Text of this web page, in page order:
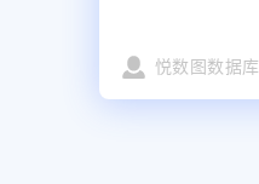
悦数图数据库